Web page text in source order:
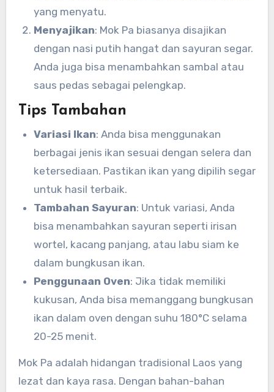
yang menyatu.
Menyajikan: Mok Pa biasanya disajikan
dengan nasi putih hangat dan sayuran segar.
Anda juga bisa menambahkan sambal atau
saus pedas sebagai pelengkap.
Tips Tambahan
Variasi Ikan: Anda bisa menggunakan
berbagai jenis ikan sesuai dengan selera dan
ketersediaan. Pastikan ikan yang dipilih segar
untuk hasil terbaik.
Tambahan Sayuran: Untuk variasi, Anda
bisa menambahkan sayuran seperti irisan
wortel, kacang panjang, atau labu siam ke
dalam bungkusan ikan.
Penggunaan Oven: Jika tidak memiliki
kukusan, Anda bisa memanggang bungkusan
ikan dalam oven dengan suhu 180°C selama
20-25 menit.
Mok Pa adalah hidangan tradisional Laos yang
lezat dan kaya rasa. Dengan bahan-bahan